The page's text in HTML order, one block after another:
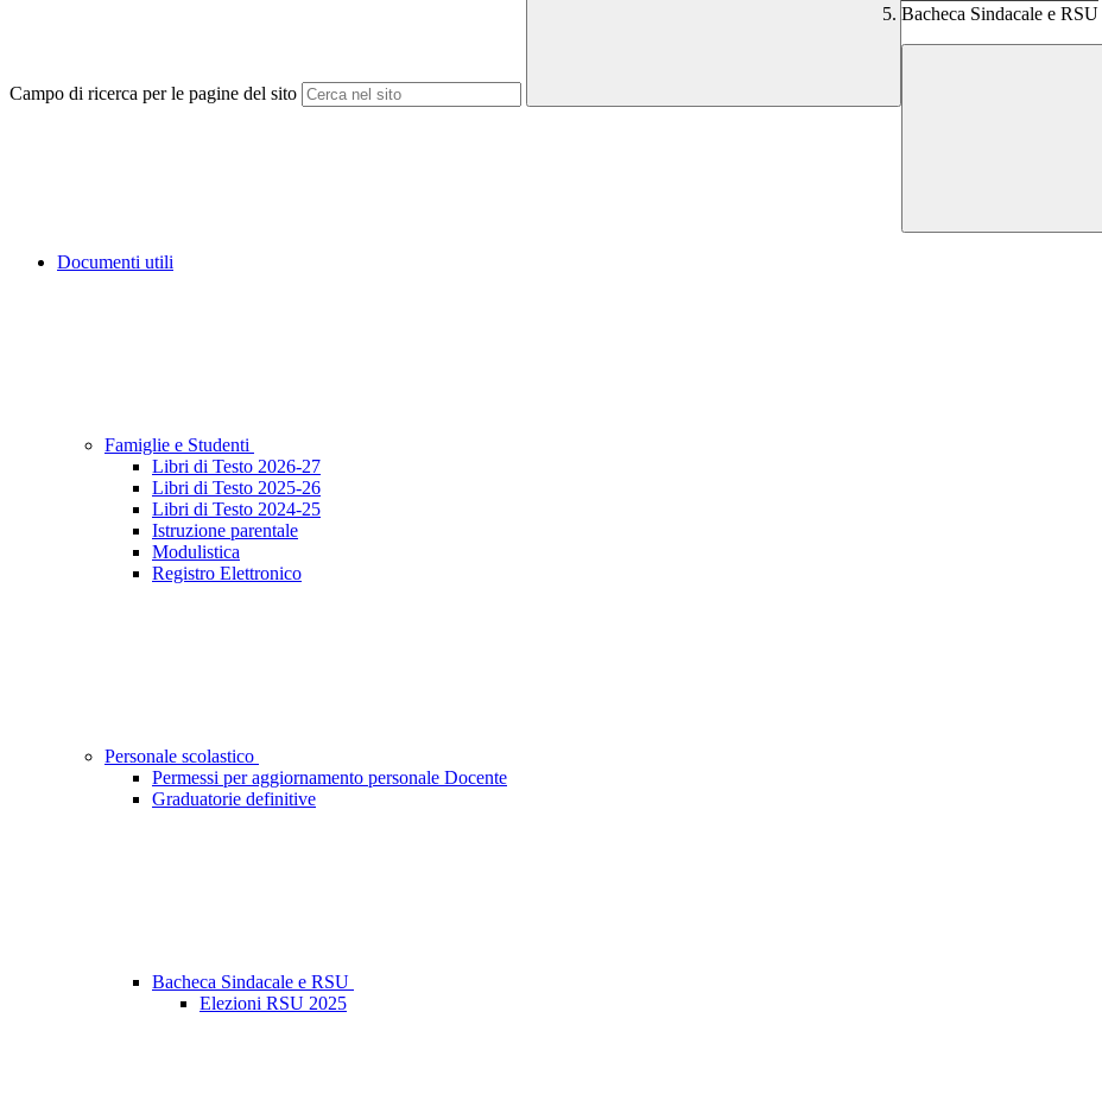
Campo di ricerca per le pagine del sito
Bacheca Sindacale e RSU
Documenti utili
Famiglie e Studenti
Libri di Testo 2026-27
Libri di Testo 2025-26
Libri di Testo 2024-25
Istruzione parentale
Modulistica
Registro Elettronico
Personale scolastico
Permessi per aggiornamento personale Docente
Graduatorie definitive
Bacheca Sindacale e RSU
Elezioni RSU 2025